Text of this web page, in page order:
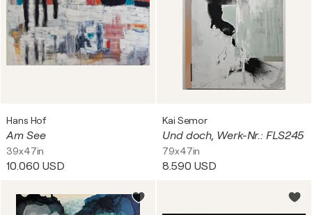
Hans Hof
Am See
39x47in
10.060 USD
Kai Semor
Und doch, Werk-Nr.: FLS245
79x47in
8.590 USD